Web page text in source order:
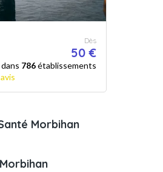
Dès
50 €
786établissements
Morbihan